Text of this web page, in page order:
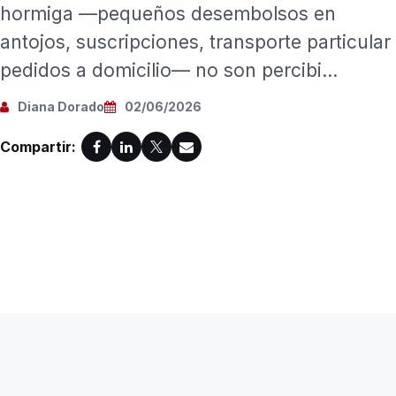
hormiga —pequeños desembolsos en
antojos, suscripciones, transporte particular
pedidos a domicilio— no son percibi...
Diana Dorado 02/06/2026
Compartir: